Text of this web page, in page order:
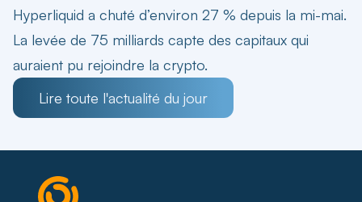
Hyperliquid a chuté d’environ 27 % depuis la mi-mai.
La levée de 75 milliards capte des capitaux qui
auraient pu rejoindre la crypto.
Lire toute l'actualité du jour